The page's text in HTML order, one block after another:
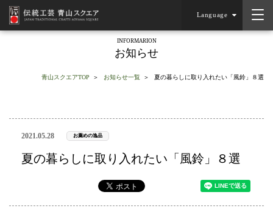
Language
INFORMARION
お知らせ
青山スクエアTOP お知らせ一覧 夏の暮らしに取り入れたい「風鈴」８選
2021.05.28 お薦めの逸品
夏の暮らしに取り入れたい「風鈴」８選